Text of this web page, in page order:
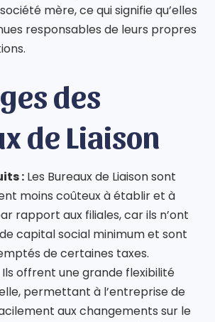
mère, ce qui signifie qu’elles
responsables de leurs propres
des
de Liaison
: Les Bureaux de Liaison sont
moins coûteux à établir et à
rapport aux filiales, car ils n’ont
capital social minimum et sont
de certaines taxes.
Ils offrent une grande flexibilité
permettant à l’entreprise de
aux changements sur le